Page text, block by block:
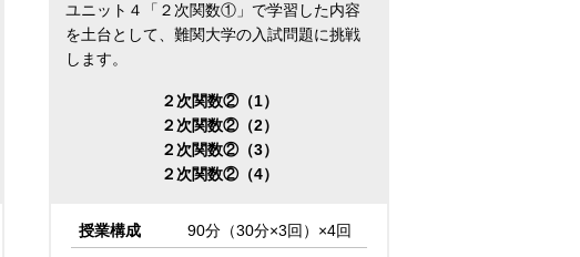
ユニット４「２次関数①」で学習した内容
を土台として、難関大学の入試問題に挑戦
します。
２次関数②（1）
２次関数②（2）
２次関数②（3）
２次関数②（4）
授業構成 90分（30分×3回）×4回